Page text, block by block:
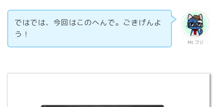
Mt.フジ
ではでは、今回はこのへんで。ごきげんよ
う！